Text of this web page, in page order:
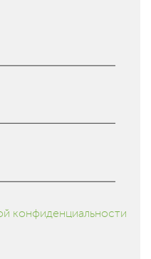
конфиденциальности